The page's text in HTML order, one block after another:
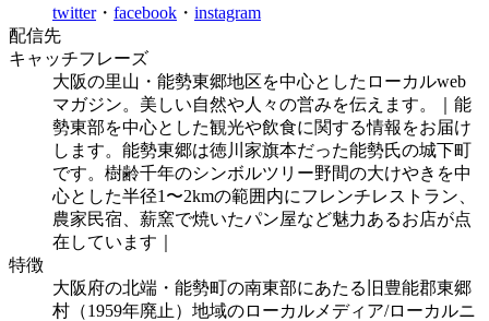
twitter・ facebook ・ instagram
配信先
キャッチフレーズ
大阪の里山・能勢東郷地区を中心としたローカルweb
マガジン。美しい自然や人々の営みを伝えます。｜能
勢東部を中心とした観光や飲食に関する情報をお届け
します。能勢東郷は徳川家旗本だった能勢氏の城下町
です。樹齢千年のシンボルツリー野間の大けやきを中
心とした半径1〜2kmの範囲内にフレンチレストラン、
農家民宿、薪窯で焼いたパン屋など魅力あるお店が点
在しています｜
特徴
大阪府の北端・能勢町の南東部にあたる旧豊能郡東郷
村（1959年廃止）地域のローカルメディア/ローカルニ